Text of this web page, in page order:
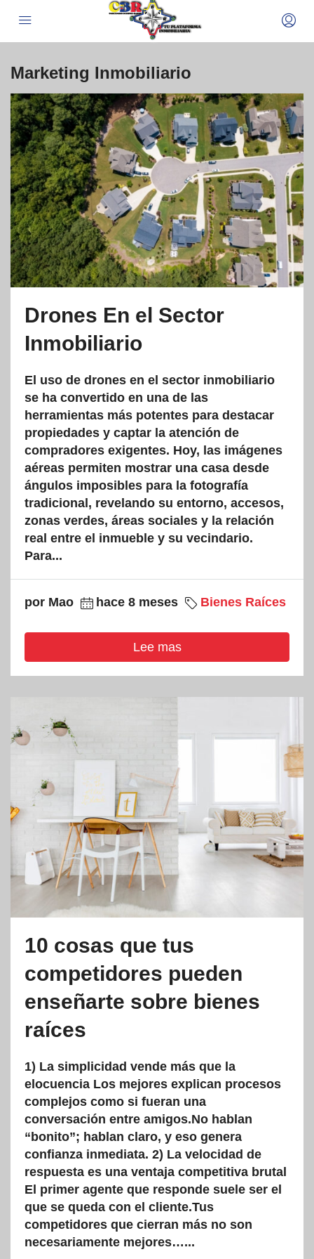
Marketing Inmobiliario
Drones En el Sector
Inmobiliario
El uso de drones en el sector inmobiliario
se ha convertido en una de las
herramientas más potentes para destacar
propiedades y captar la atención de
compradores exigentes. Hoy, las imágenes
aéreas permiten mostrar una casa desde
ángulos imposibles para la fotografía
tradicional, revelando su entorno, accesos,
zonas verdes, áreas sociales y la relación
real entre el inmueble y su vecindario.
Para...
por Mao hace 8 meses Bienes Raíces
Lee mas
10 cosas que tus
competidores pueden
enseñarte sobre bienes
raíces
1) La simplicidad vende más que la
elocuencia Los mejores explican procesos
complejos como si fueran una
conversación entre amigos.No hablan
“bonito”; hablan claro, y eso genera
confianza inmediata. 2) La velocidad de
respuesta es una ventaja competitiva brutal
El primer agente que responde suele ser el
que se queda con el cliente.Tus
competidores que cierran más no son
necesariamente mejores…...